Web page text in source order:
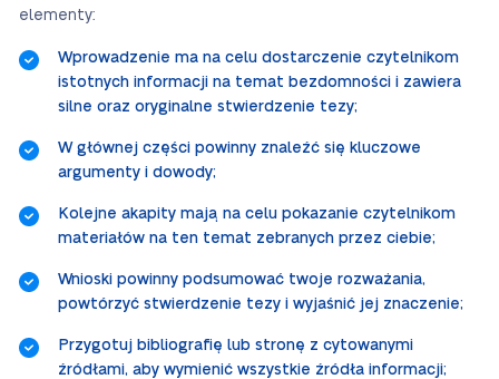
elementy:
Wprowadzenie ma na celu dostarczenie czytelnikom
istotnych informacji na temat bezdomności i zawiera
silne oraz oryginalne stwierdzenie tezy;
W głównej części powinny znaleźć się kluczowe
argumenty i dowody;
Kolejne akapity mają na celu pokazanie czytelnikom
materiałów na ten temat zebranych przez ciebie;
Wnioski powinny podsumować twoje rozważania,
powtórzyć stwierdzenie tezy i wyjaśnić jej znaczenie;
Przygotuj bibliografię lub stronę z cytowanymi
źródłami, aby wymienić wszystkie źródła informacji;